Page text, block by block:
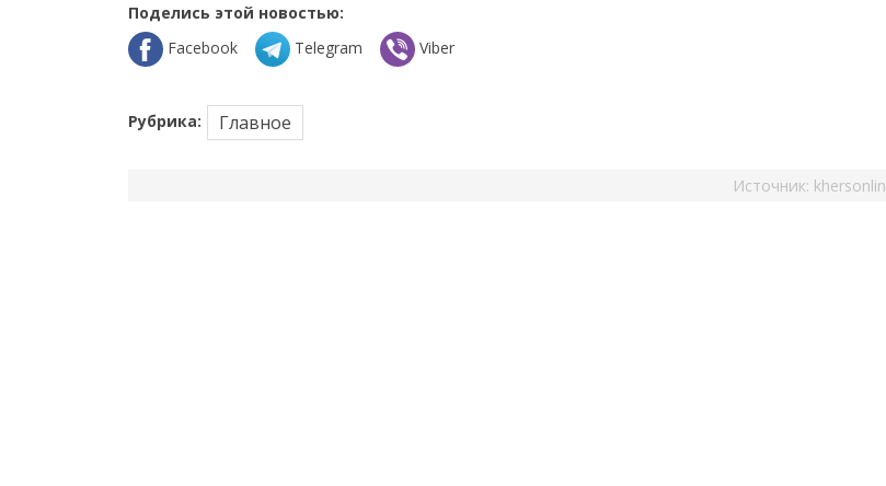
Поделись этой новостью:
Facebook
Telegram Viber
Рубрика: Главное
Источник: